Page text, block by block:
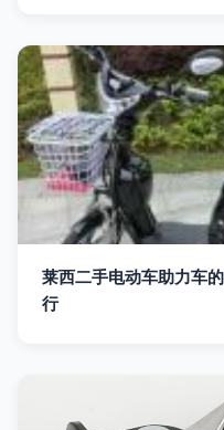
莱西二手电动车助力车
行